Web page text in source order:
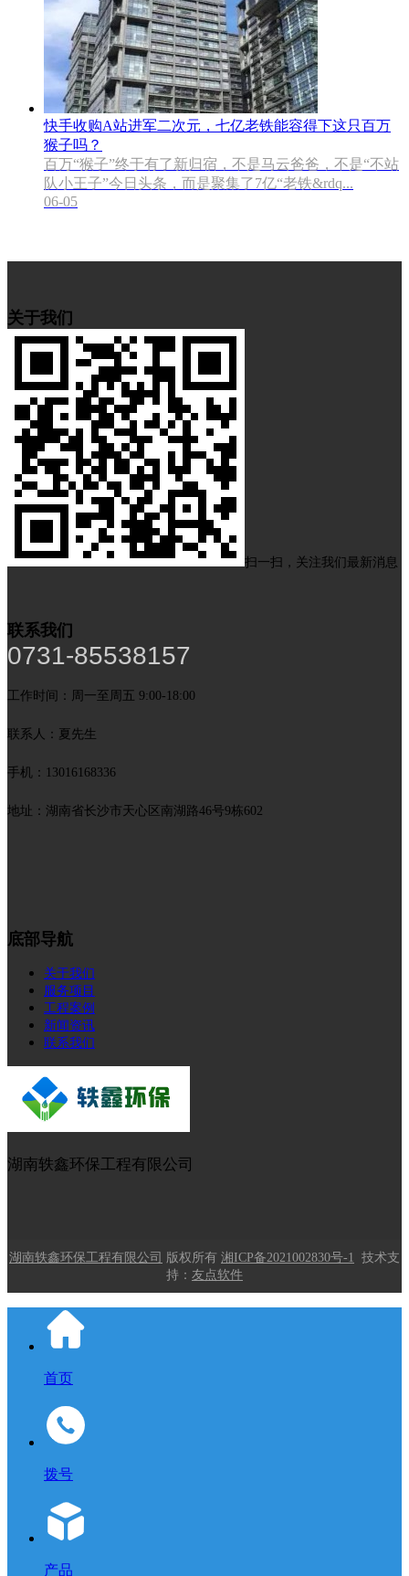
快手收购A站进军二次元，七亿老铁能容得下这只百万
猴子吗？
百万“猴子”终于有了新归宿，不是马云爸爸，不是“不站
队小王子”今日头条，而是聚集了7亿“老铁&rdq...
06-05
关于我们
扫一扫，关注我们最新消息
联系我们
0731-85538157
工作时间：周一至周五 9:00-18:00
联系人：夏先生
手机：13016168336
地址：湖南省长沙市天心区南湖路46号9栋602
底部导航
关于我们
服务项目
工程案例
新闻资讯
联系我们
湖南轶鑫环保工程有限公司
湖南轶鑫环保工程有限公司 版权所有 湘ICP备2021002830号-1 技术支
持： 友点软件
首页
拨号
产品